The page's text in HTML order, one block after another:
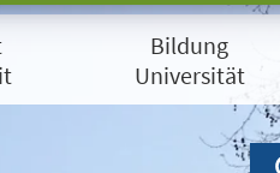
Bildung
Universität